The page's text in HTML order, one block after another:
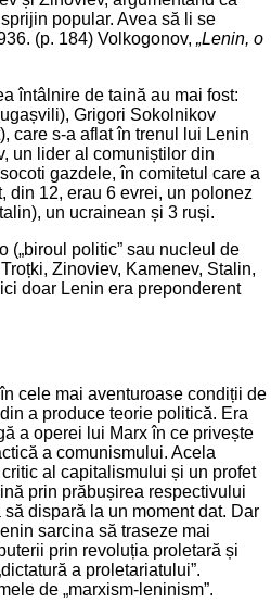
popular. Avea să li se
(p. 184) Volkogonov, „Lenin, o
întâlnire de taină au mai fost:
Grigori Sokolnikov
care s-a aflat în trenul lui Lenin
un lider al comuniștilor din
gazdele, în comitetul care a
din 12, erau 6 evrei, un polonez
un ucrainean și 3 ruși.
(„biroul politic” sau nucleul de
Zinoviev, Kamenev, Stalin,
doar Lenin era preponderent
cele mai aventuroase condiții de
a produce teorie politică. Era
a operei lui Marx în ce privește
a comunismului. Acela
al capitalismului și un profet
prin prăbușirea respectivului
dispară la un moment dat. Dar
sarcina să traseze mai
prin revoluția proletară și
a proletariatului”.
de „marxism-leninism”.